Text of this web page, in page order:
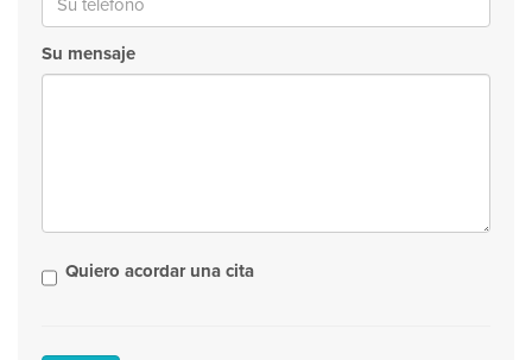
Su mensaje
Quiero acordar una cita